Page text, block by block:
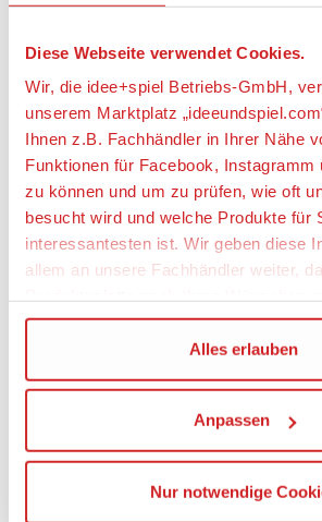
Diese Webseite verwendet Cookies.
Wir, die idee+spiel Betriebs-GmbH,
unserem Marktplatz
Ihnen z.B. Fachhändler in Ihrer Nähe
Funktionen für Facebook, Instagramm
zu können und um zu prüfen, wie oft
besucht wird und welche Produkte für
interessantesten ist. Wir geben diese
allem an unsere Fachhändler weiter,
Wir verwenden den Google Tag
Dienste einzubinden.
Wenn Sie auf „Alles erlauben“, klicken,
Ihrer personenbezogener Daten in die
Die USA ist ein Drittland, dass nicht
Alles erlauben
Anpassen
Nur notwendige
Batterien enthalten
nein
Batterientyp
1 x 1,5 V Mignon (AA)
Geeignetes Alter
Ab 5 Jahre
Angaben zur Produktsicherheit:
geobra Brandstätter Stiftung & Co.
Deutschland, https://
service@playmobil.de
Warnhinweise